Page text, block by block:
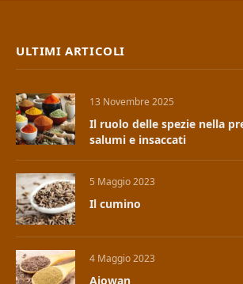
ULTIMI ARTICOLI
13 Novembre 2025
Il ruolo delle spezie nella
salumi e insaccati
5 Maggio 2023
Il cumino
4 Maggio 2023
Ajowan